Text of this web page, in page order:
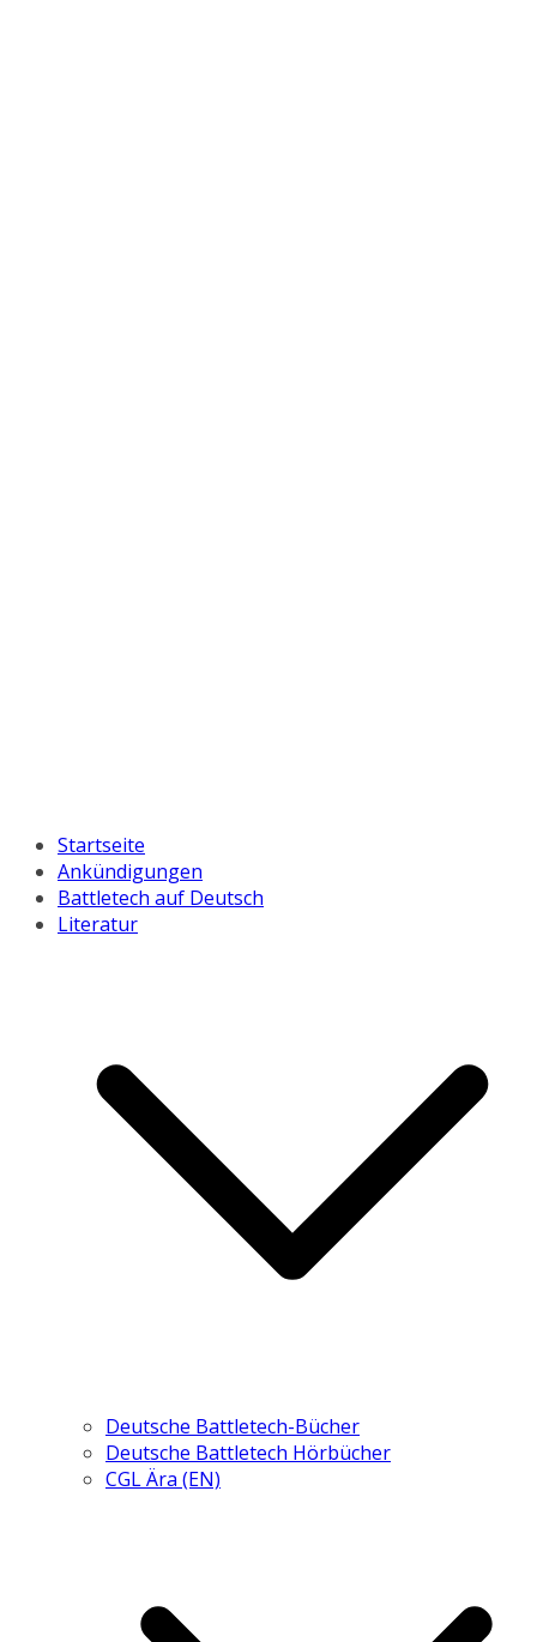
Startseite
Ankündigungen
Battletech auf Deutsch
Literatur
Deutsche Battletech-Bücher
Deutsche Battletech Hörbücher
CGL Ära (EN)